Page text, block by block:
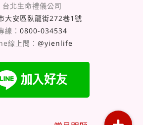
台北生命禮儀公司
大安區臥龍街272巷1號
線： 0800-034534
線上問： @yienlife